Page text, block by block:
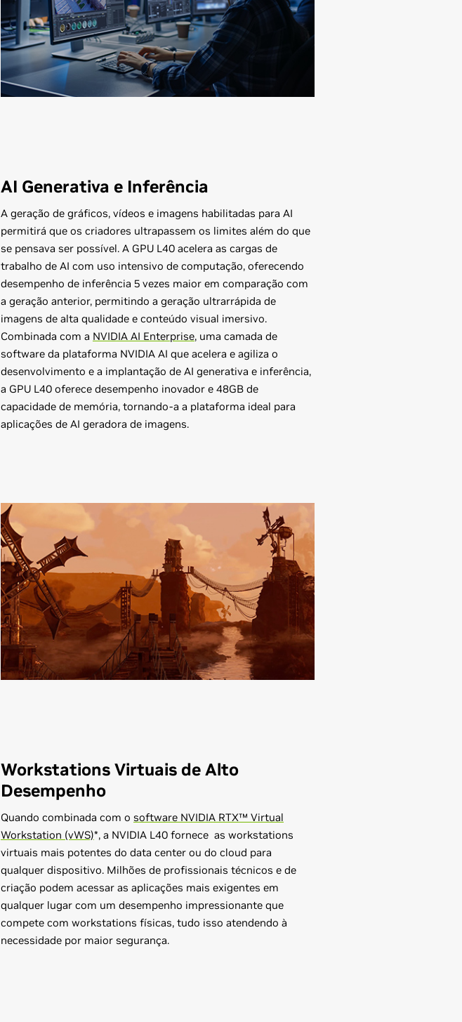
AI Generativa e Inferência
A geração de gráficos, vídeos e imagens habilitadas para AI
permitirá que os criadores ultrapassem os limites além do que
se pensava ser possível. A GPU L40 acelera as cargas de
trabalho de AI com uso intensivo de computação, oferecendo
desempenho de inferência 5 vezes maior em comparação com
a geração anterior, permitindo a geração ultrarrápida de
imagens de alta qualidade e conteúdo visual imersivo.
Combinada com a NVIDIA AI Enterprise, uma camada de
software da plataforma NVIDIA AI que acelera e agiliza o
desenvolvimento e a implantação de AI generativa e inferência,
a GPU L40 oferece desempenho inovador e 48GB de
capacidade de memória, tornando-a a plataforma ideal para
aplicações de AI geradora de imagens.
Workstations Virtuais de Alto
Desempenho
Quando combinada com o software NVIDIA RTX™ Virtual
Workstation (vWS)*, a NVIDIA L40 fornece as workstations
virtuais mais potentes do data center ou do cloud para
qualquer dispositivo. Milhões de profissionais técnicos e de
criação podem acessar as aplicações mais exigentes em
qualquer lugar com um desempenho impressionante que
compete com workstations físicas, tudo isso atendendo à
necessidade por maior segurança.